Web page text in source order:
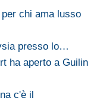
chi ama lusso
presso lo…
ha aperto a Guilin
c'è il